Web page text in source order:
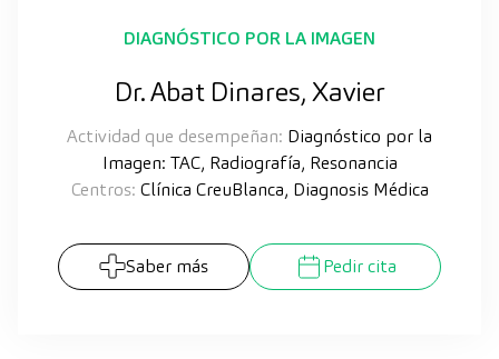
DIAGNÓSTICO POR LA IMAGEN
Dr. Abat Dinares, Xavier
Actividad que desempeñan: Diagnóstico por la
Imagen: TAC, Radiografía, Resonancia
Centros: Clínica CreuBlanca, Diagnosis Médica
Saber más Pedir cita